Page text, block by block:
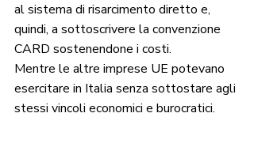
al sistema di risarcimento diretto e,
quindi, a sottoscrivere la convenzione
CARD sostenendone i costi.
Mentre le altre imprese UE potevano
esercitare in Italia senza sottostare agli
stessi vincoli economici e burocratici.